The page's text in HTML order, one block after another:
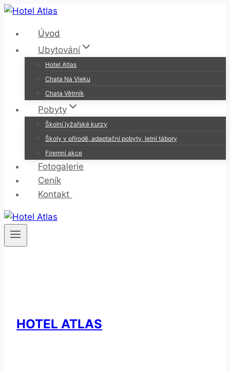
Přeskočit
obsah
Úvod
Ubytování
Hotel Atlas
Chata Na Vleku
Chata Větrník
Pobyty
Školní lyžařské kurzy
Školy v přírodě, adaptační pobyty, letní tábory
Firemní akce
Fotogalerie
Ceník
Kontakt
HOTEL ATLAS